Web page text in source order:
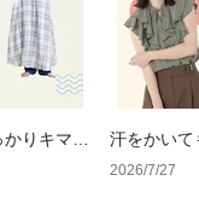
りキマる
汗をかいて
い色・形・
2026/7/27